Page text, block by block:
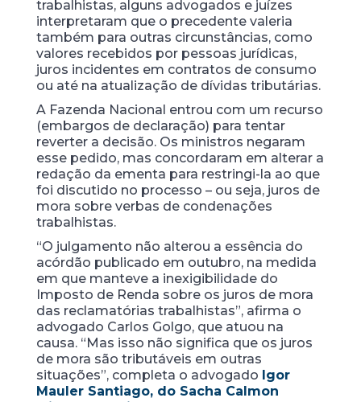
trabalhistas, alguns advogados e juízes
interpretaram que o precedente valeria
também para outras circunstâncias, como
valores recebidos por pessoas jurídicas,
juros incidentes em contratos de consumo
ou até na atualização de dívidas tributárias.
A Fazenda Nacional entrou com um recurso
(embargos de declaração) para tentar
reverter a decisão. Os ministros negaram
esse pedido, mas concordaram em alterar a
redação da ementa para restringi-la ao que
foi discutido no processo – ou seja, juros de
mora sobre verbas de condenações
trabalhistas.
“O julgamento não alterou a essência do
acórdão publicado em outubro, na medida
em que manteve a inexigibilidade do
Imposto de Renda sobre os juros de mora
das reclamatórias trabalhistas”, afirma o
advogado Carlos Golgo, que atuou na
causa. “Mas isso não significa que os juros
de mora são tributáveis em outras
situações”, completa o advogado Igor
Mauler Santiago, do Sacha Calmon